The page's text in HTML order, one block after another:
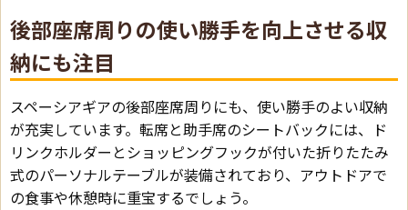
後部座席周りの使い勝手を向上させる収
納にも注目
スペーシアギアの後部座席周りにも、使い勝手のよい収納
が充実しています。転席と助手席のシートバックには、ド
リンクホルダーとショッピングフックが付いた折りたたみ
式のパーソナルテーブルが装備されており、アウトドアで
の食事や休憩時に重宝するでしょう。